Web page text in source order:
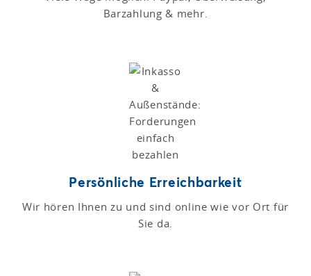
Barzahlung & mehr.
Persönliche Erreichbarkeit
Wir hören Ihnen zu und sind online wie vor Ort für
Sie da.